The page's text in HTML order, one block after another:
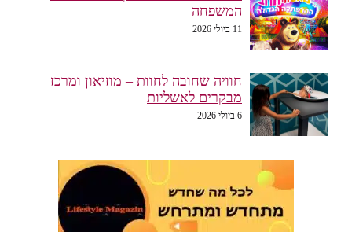
המשפחה
11 ביולי 2026
חוויה שחובה לחוות – מוזיאון ומרכז
מבקרים לאשליות
6 ביולי 2026